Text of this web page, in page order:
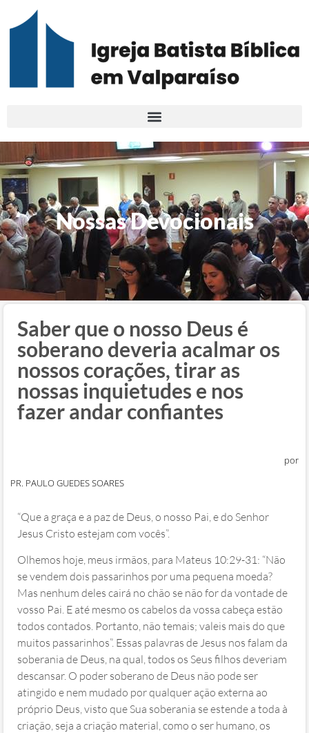
Nossas Devocionais
Saber que o nosso Deus é
soberano deveria acalmar os
nossos corações, tirar as
nossas inquietudes e nos
fazer andar confiantes
por
PR. PAULO GUEDES SOARES
“Que a graça e a paz de Deus, o nosso Pai, e do Senhor
Jesus Cristo estejam com vocês”.
Olhemos hoje, meus irmãos, para Mateus 10:29-31: “Não
se vendem dois passarinhos por uma pequena moeda?
Mas nenhum deles cairá no chão se não for da vontade de
vosso Pai. E até mesmo os cabelos da vossa cabeça estão
todos contados. Portanto, não temais; valeis mais do que
muitos passarinhos”. Essas palavras de Jesus nos falam da
soberania de Deus, na qual, todos os Seus filhos deveriam
descansar. O poder soberano de Deus não pode ser
atingido e nem mudado por qualquer ação externa ao
próprio Deus, visto que Sua soberania se estende a toda à
criação, seja a criação material, como o ser humano, os